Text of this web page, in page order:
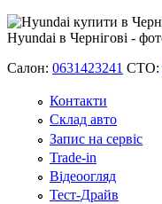
Салон: 0631423241 СТО:
Контакти
Склад авто
Запис на сервіс
Trade-in
Відеоогляд
Тест-Драйв